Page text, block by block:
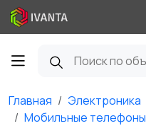
Главная Электроника
Мобильные телефоны